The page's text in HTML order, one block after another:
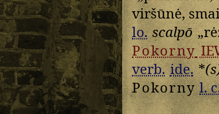
viršūnė,
lo. scalpō
Pokorny
verb. ide.*
Pokornyl.